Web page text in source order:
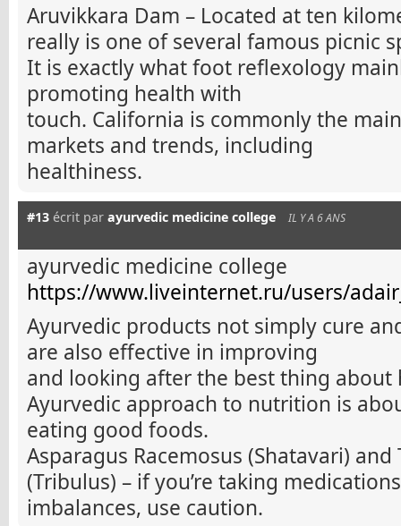
Aruvikkara Dam – Located at ten
really is one of several famous picnic
It is exactly what foot reflexology
promoting health with
touch. California is commonly the
markets and trends, including
healthiness.
#13 écrit par ayurvedic medicine college IL Y A 6 ANS
ayurvedic medicine college
https://www.liveinternet.ru/users/
Ayurvedic products not simply cure
are also effective in improving
and looking after the best thing about
Ayurvedic approach to nutrition is
eating good foods.
Asparagus Racemosus (Shatavari)
(Tribulus) – if you’re taking
imbalances, use caution.